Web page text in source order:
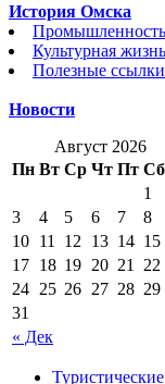
История Омска
Промышленность
Культурная жизнь
Полезные ссылки
Новости
Август 2026
Пн Вт Ср Чт Пт Сб
« Дек
1
3
4 5 6 7 8
10 11 12 13 14 15
17 18 19 20 21 22
24 25 26 27 28 29
31